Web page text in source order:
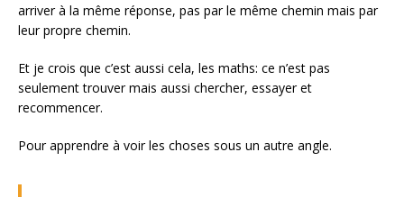
arriver à la même réponse, pas par le même chemin mais par
leur propre chemin.
Et je crois que c’est aussi cela, les maths: ce n’est pas
seulement trouver mais aussi chercher, essayer et
recommencer.
Pour apprendre à voir les choses sous un autre angle.